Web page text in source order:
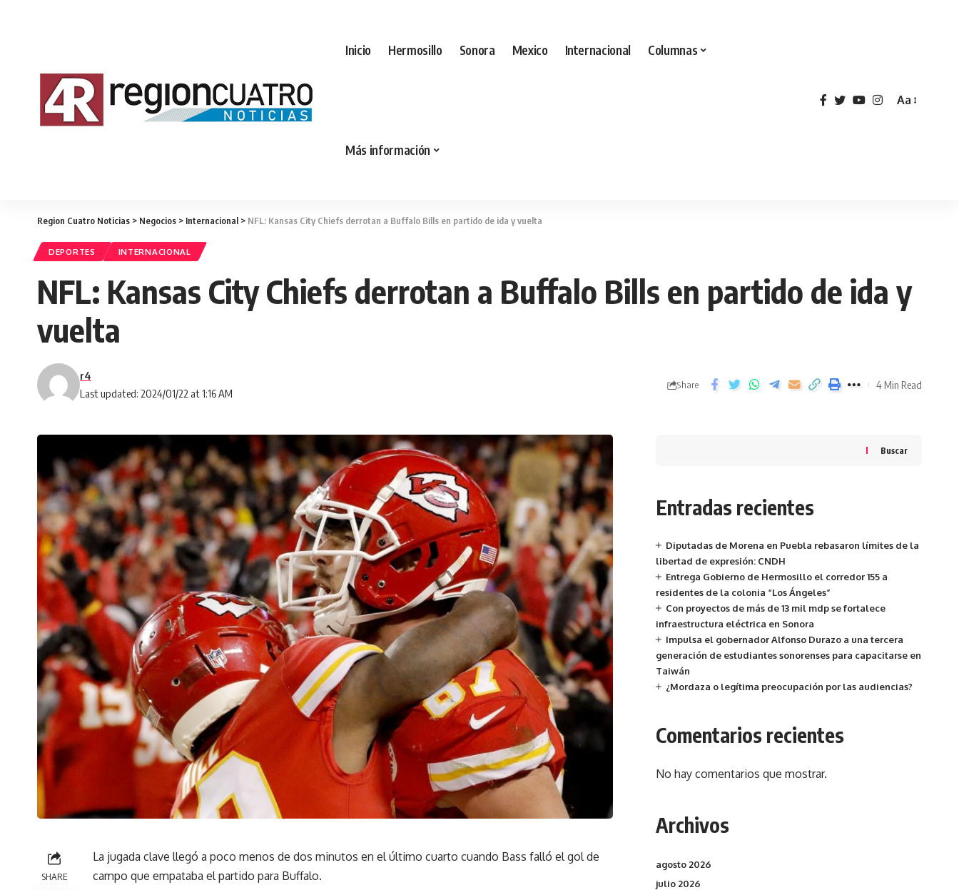
Inicio Hermosillo Sonora Mexico Internacional Columnas
Más información
Aa
Region Cuatro Noticias > Negocios > Internacional > NFL: Kansas City Chiefs derrotan a Buffalo Bills en partido de ida y vuelta
DEPORTES INTERNACIONAL
NFL: Kansas City Chiefs derrotan a Buffalo Bills en partido de ida y
vuelta
Last updated: 2024/01/22 at 1:16 AM
r4
Share 4 Min Read
SHARE
La jugada clave llegó a poco menos de dos minutos en el último cuarto cuando Bass falló el gol de
campo que empataba el partido para Buffalo.
Buscar
Entradas recientes
Diputadas de Morena en Puebla rebasaron límites de la
libertad de expresión: CNDH
Entrega Gobierno de Hermosillo el corredor 155 a
residentes de la colonia “Los Ángeles”
Con proyectos de más de 13 mil mdp se fortalece
infraestructura eléctrica en Sonora
Impulsa el gobernador Alfonso Durazo a una tercera
generación de estudiantes sonorenses para capacitarse en
Taiwán
¿Mordaza o legítima preocupación por las audiencias?
Comentarios recientes
No hay comentarios que mostrar.
Archivos
agosto 2026
julio 2026